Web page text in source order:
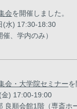
会を開催しました。
水) 17:30-18:30
、学内のみ）
会・大学院セミナーを
) 17:00-19:00
順会館1階（専斎ホー